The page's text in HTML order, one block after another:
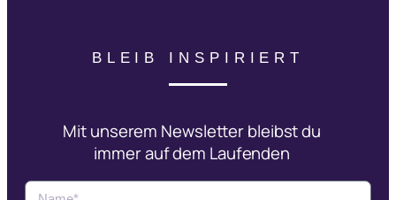
BLEIB INSPIRIERT
Mit unserem Newsletter bleibst du
immer auf dem Laufenden